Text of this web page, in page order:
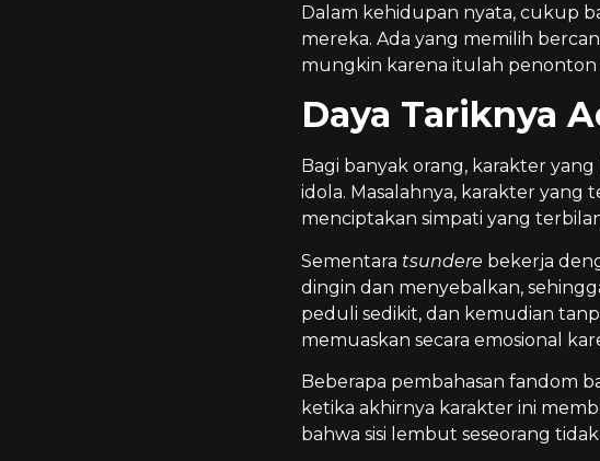
Dalam kehidupan nyata, cukup
mereka. Ada yang memilih
mungkin karena itulah penonton
Daya Tariknya
Bagi banyak orang, karakter
idola. Masalahnya, karakter yang
menciptakan simpati yang
Sementara tsundere bekerja
dingin dan menyebalkan,
peduli sedikit, dan kemudian
memuaskan secara emosional
Beberapa pembahasan fandom
ketika akhirnya karakter ini
bahwa sisi lembut seseorang